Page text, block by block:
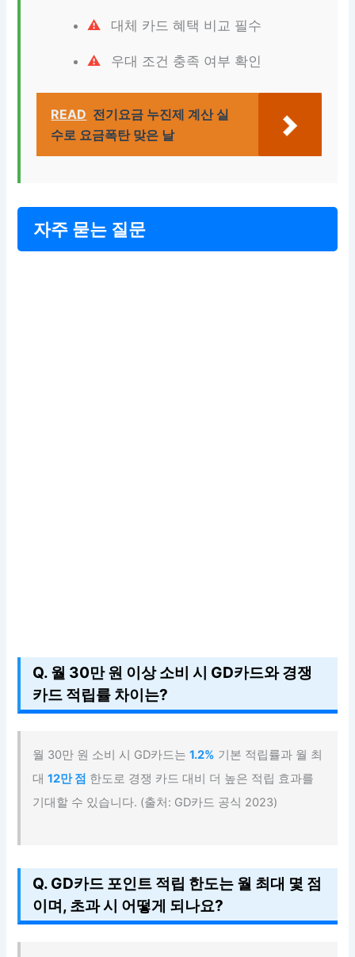
대체 카드 혜택 비교 필수
우대 조건 충족 여부 확인
READ 전기요금 누진제 계산 실
수로 요금폭탄 맞은 날
자주 묻는 질문
Q. 월 30만 원 이상 소비 시 GD카드와 경쟁
카드 적립률 차이는?
월 30만 원 소비 시 GD카드는1.2% 기본 적립률과 월 최
대12만 점 한도로 경쟁 카드 대비 더 높은 적립 효과를
기대할 수 있습니다. (출처: GD카드 공식 2023)
Q. GD카드 포인트 적립 한도는 월 최대 몇 점
이며, 초과 시 어떻게 되나요?